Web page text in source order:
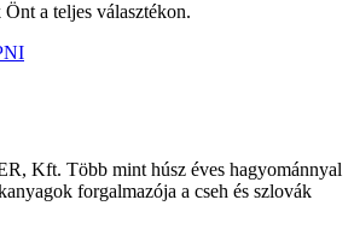
a teljes választékon.
Kft. Több mint húsz éves hagyománnyal
forgalmazója a cseh és szlovák